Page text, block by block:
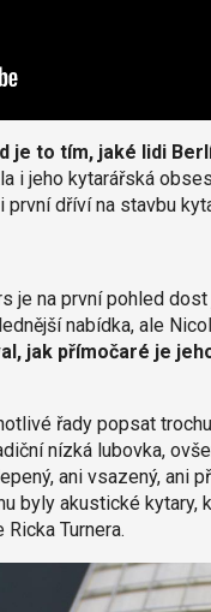
je to tím, jaké lidi
i jeho kytarářská
dříví na stavbu
je na první pohled
nabídka, ale
jak přímočaré je
řady popsat
nízká lubovka,
ani vsazený, ani
byly akustické kytary,
Turnera.